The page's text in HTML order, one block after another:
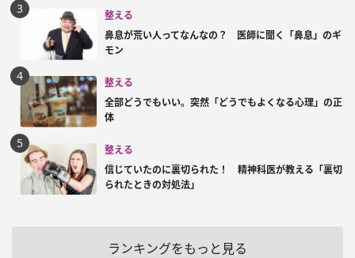
整える
鼻息が荒い人ってなんなの？ 医師に聞く「鼻息」のギ
モン
整える
全部どうでもいい。突然「どうでもよくなる心理」の正
体
整える
信じていたのに裏切られた！ 精神科医が教える「裏切
られたときの対処法」
ランキングをもっと見る